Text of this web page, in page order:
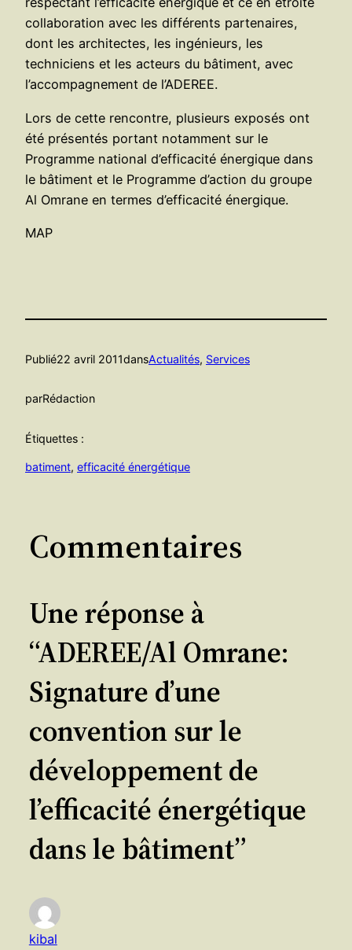
collaboration avec les différents partenaires,
dont les architectes, les ingénieurs, les
techniciens et les acteurs du bâtiment, avec
l’accompagnement de l’ADEREE.
Lors de cette rencontre, plusieurs exposés ont
été présentés portant notamment sur le
Programme national d’efficacité énergique dans
le bâtiment et le Programme d’action du groupe
Al Omrane en termes d’efficacité énergique.
MAP
Publié22 avril 2011dansActualités, Services
parRédaction
Étiquettes :
batiment, efficacité énergétique
Commentaires
Une réponse à
“ADEREE/Al Omrane:
Signature d’une
convention sur le
développement de
l’efficacité énergétique
dans le bâtiment”
kibal